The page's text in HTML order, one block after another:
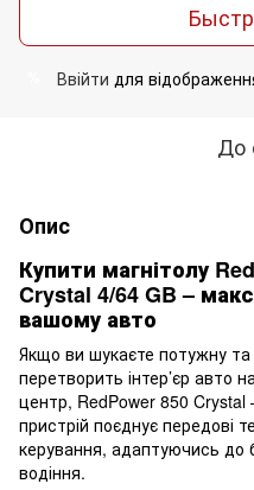
Ввійти для
До
Опис
Купити магнітолу
Crystal 4/64 GB –
вашому авто
Якщо ви шукаєте потужну та
перетворить інтер’єр авто
центр, RedPower 850
пристрій поєднує передові
керування, адаптуючись до
водіння.